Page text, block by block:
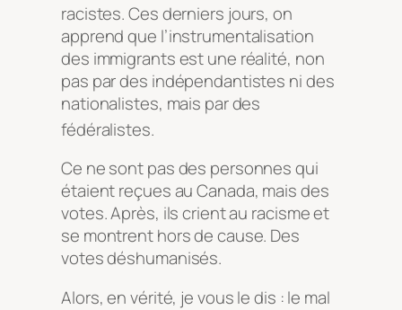
racistes. Ces derniers jours, on
apprend que l’instrumentalisation
des immigrants est une réalité, non
pas par des indépendantistes ni des
nationalistes, mais par des
fédéralistes.
Ce ne sont pas des personnes qui
étaient reçues au Canada, mais des
votes. Après, ils crient au racisme et
se montrent hors de cause. Des
votes déshumanisés.
Alors, en vérité, je vous le dis : le mal